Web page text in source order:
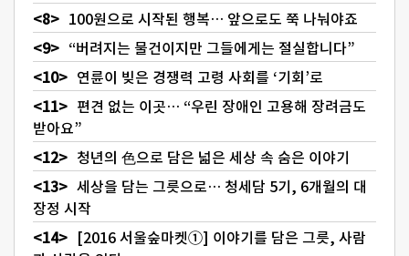
100원으로 시작된 행복… 앞으로도 쭉 나눠야죠
“버려지는 물건이지만 그들에게는 절실합니다”
연륜이 빚은 경쟁력 고령 사회를 ‘기회’로
편견 없는 이곳… “우린 장애인 고용해 장려금도
받아요”
청년의 色으로 담은 넓은 세상 속 숨은 이야기
세상을 담는 그릇으로… 청세담 5기, 6개월의 대
장정 시작
[2016 서울숲마켓①] 이야기를 담은 그릇, 사람